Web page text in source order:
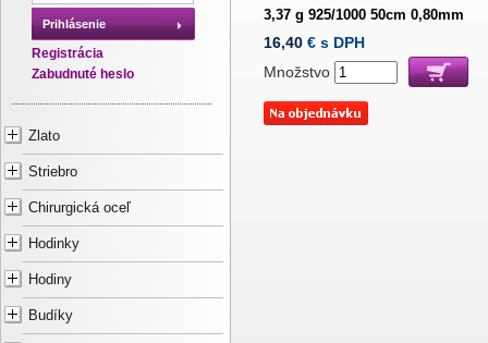
Prihlásenie
Registrácia
Zabudnuté heslo
Zlato
Striebro
Chirurgická oceľ
Hodinky
Hodiny
Budíky
3,37 g 925/1000 50cm 0,80mm
16,40 € s DPH
Množstvo